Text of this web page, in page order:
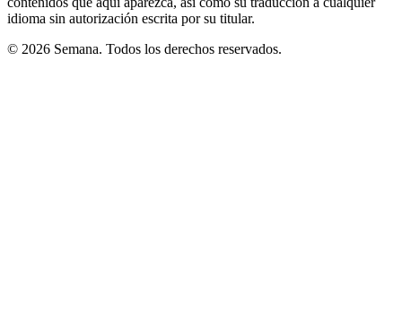
idioma sin autorización escrita por su titular.
© 2026 Semana. Todos los derechos reservados.